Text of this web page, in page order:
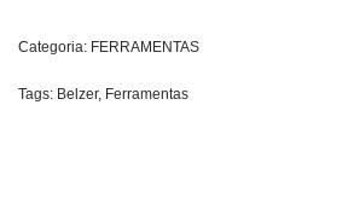
Categoria: FERRAMENTAS
Tags: Belzer, Ferramentas